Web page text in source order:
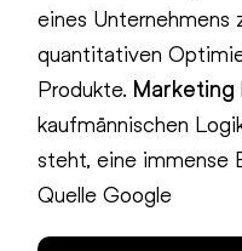
eines Unternehmens
quantitativen
Produkte. Marketing
kaufmännischen
steht, eine immense
Quelle Google